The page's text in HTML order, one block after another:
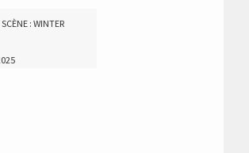
: WINTER